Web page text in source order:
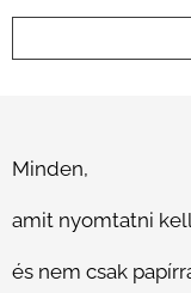
Minden,
amit nyomtatni
és nem csak